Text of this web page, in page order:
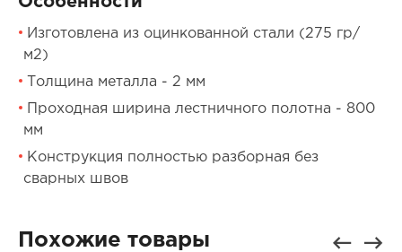
Изготовлена из оцинкованной стали (275 гр/
м2)
Толщина металла - 2 мм
Проходная ширина лестничного полотна - 800
мм
Конструкция полностью разборная без
сварных швов
Похожие товары